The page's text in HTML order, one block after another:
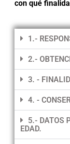
con qué
1.-
2.-
3. -
4. -
5.- DATOS
EDAD.